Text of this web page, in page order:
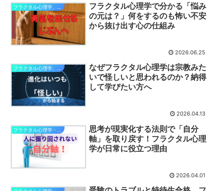
フラクタル心理学で分かる「悩み
の元は？」何をするのも怖い不安
から抜け出す心の仕組み
2026.06.25
なぜフラクタル心理学は宗教みた
いで怪しいと思われるのか？納得
して学びたい方へ
2026.04.13
思考が現実化する法則で「自分
軸」を取り戻す！フラクタル心理
学が日常に役立つ理由
2026.04.01